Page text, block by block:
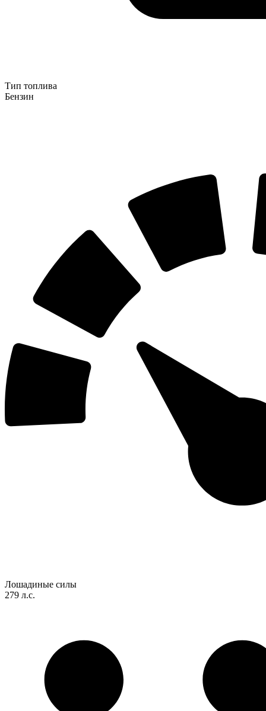
Тип топлива
Бензин
Лошадиные силы
279 л.с.